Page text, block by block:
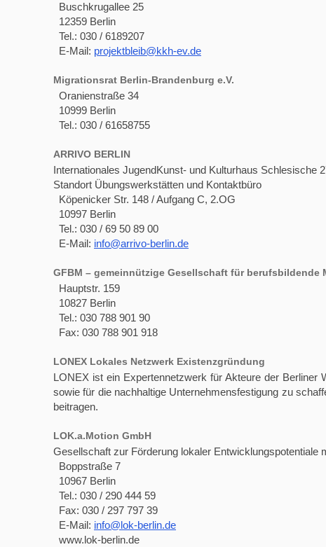
Buschkrugallee 25
12359 Berlin
Tel.: 030 / 6189207
E-Mail: projektbleib@kkh-ev.de
Migrationsrat Berlin-Brandenburg e.V.
Oranienstraße 34
10999 Berlin
Tel.: 030 / 61658755
ARRIVO BERLIN
Internationales JugendKunst- und Kulturhaus Schlesische
Standort Übungswerkstätten und Kontaktbüro
Köpenicker Str. 148 / Aufgang C, 2.OG
10997 Berlin
Tel.: 030 / 69 50 89 00
E-Mail: info@arrivo-berlin.de
GFBM – gemeinnützige Gesellschaft für berufsbildende
Hauptstr. 159
10827 Berlin
Tel.: 030 788 901 90
Fax: 030 788 901 918
LONEX Lokales Netzwerk Existenzgründung
LONEX ist ein Expertennetzwerk für Akteure der Berliner
sowie für die nachhaltige Unternehmensfestigung zu
beitragen.
LOK.a.Motion GmbH
Gesellschaft zur Förderung lokaler Entwicklungspotentiale
Boppstraße 7
10967 Berlin
Tel.: 030 / 290 444 59
Fax: 030 / 297 797 39
E-Mail: info@lok-berlin.de
www.lok-berlin.de